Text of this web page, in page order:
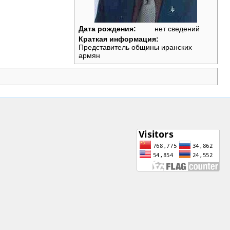
Дата рождения:
нет сведений
Краткая информация:
Представитель общины иранских
армян